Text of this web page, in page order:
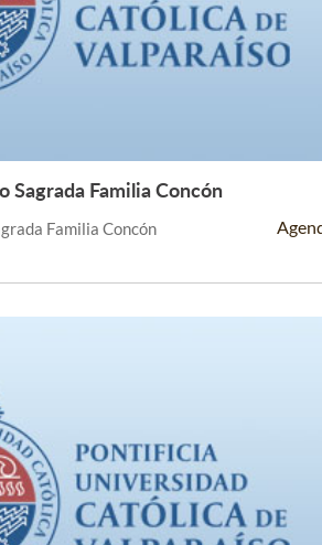
Leer Más +
Familia Concón
Familia Concón